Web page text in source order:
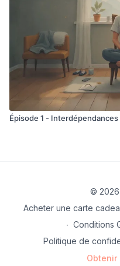
Épisode 1 - Interdépendances
© 2026
Acheter une carte
∙ Conditions
Politique de
Obtenir